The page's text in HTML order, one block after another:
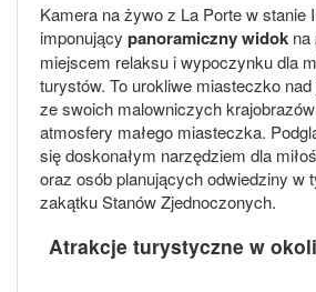
Kamera na żywo z La Porte w stanie
imponujący panoramiczny widok na
miejscem relaksu i wypoczynku dla
turystów. To urokliwe miasteczko
ze swoich malowniczych
atmosfery małego miasteczka.
się doskonałym narzędziem dla
oraz osób planujących odwiedziny w
zakątku Stanów Zjednoczonych.
Atrakcje turystyczne w